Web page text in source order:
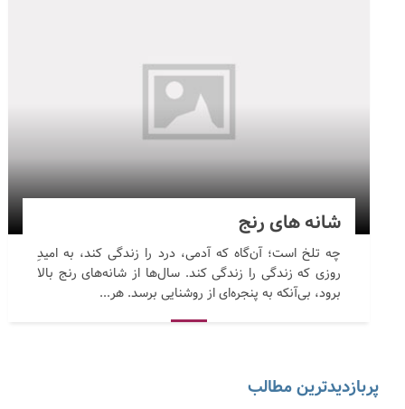
شانه های رنج
چه تلخ است؛ آن‌گاه که آدمی، درد را زندگی کند، به امیدِ
روزی که زندگی را زندگی کند. سال‌ها از شانه‌های رنج بالا
برود، بی‌آنکه به پنجره‌ای از روشنایی برسد. هر...
پربازدیدترین مطالب